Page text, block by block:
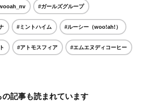
#ガールズグループ
#ミントハイム #ルーシー（woo!ah!）
#アトモスフィア #エムエヌディコーヒー
の記事も読まれています